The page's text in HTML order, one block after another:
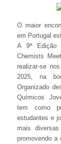
O maior
em Portugal
A 9ª Edição
Chemists
realizar-se
2025, na
Organizado
Químicos
tem como
estudantes e
mais
promovendo a